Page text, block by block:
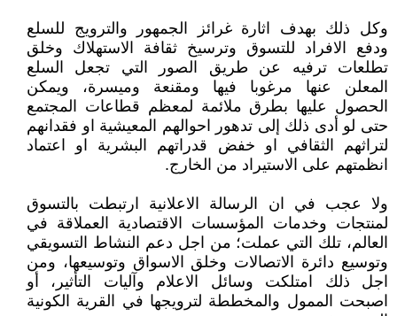
وكل ذلك بهدف اثارة غرائز الجمهور والترويج للسلع
ودفع الافراد للتسوق وترسيخ ثقافة الاستهلاك وخلق
تطلعات ترفيه عن طريق الصور التي تجعل السلع
المعلن عنها مرغوبا فيها ومقنعة وميسرة، ويمكن
الحصول عليها بطرق ملائمة لمعظم قطاعات المجتمع
حتى لو أدى ذلك إلى تدهور احوالهم المعيشية او فقدانهم
لتراثهم الثقافي او خفض قدراتهم البشرية او اعتماد
انظمتهم على الاستيراد من الخارج.
ولا عجب في ان الرسالة الاعلانية ارتبطت بالتسوق
لمنتجات وخدمات المؤسسات الاقتصادية العملاقة في
العالم، تلك التي عملت؛ من اجل دعم النشاط التسويقي
وتوسيع دائرة الاتصالات وخلق الاسواق وتوسيعها، ومن
اجل ذلك امتلكت وسائل الاعلام وآليات التأثير، أو
اصبحت الممول والمخططة لترويجها في القرية الكونية